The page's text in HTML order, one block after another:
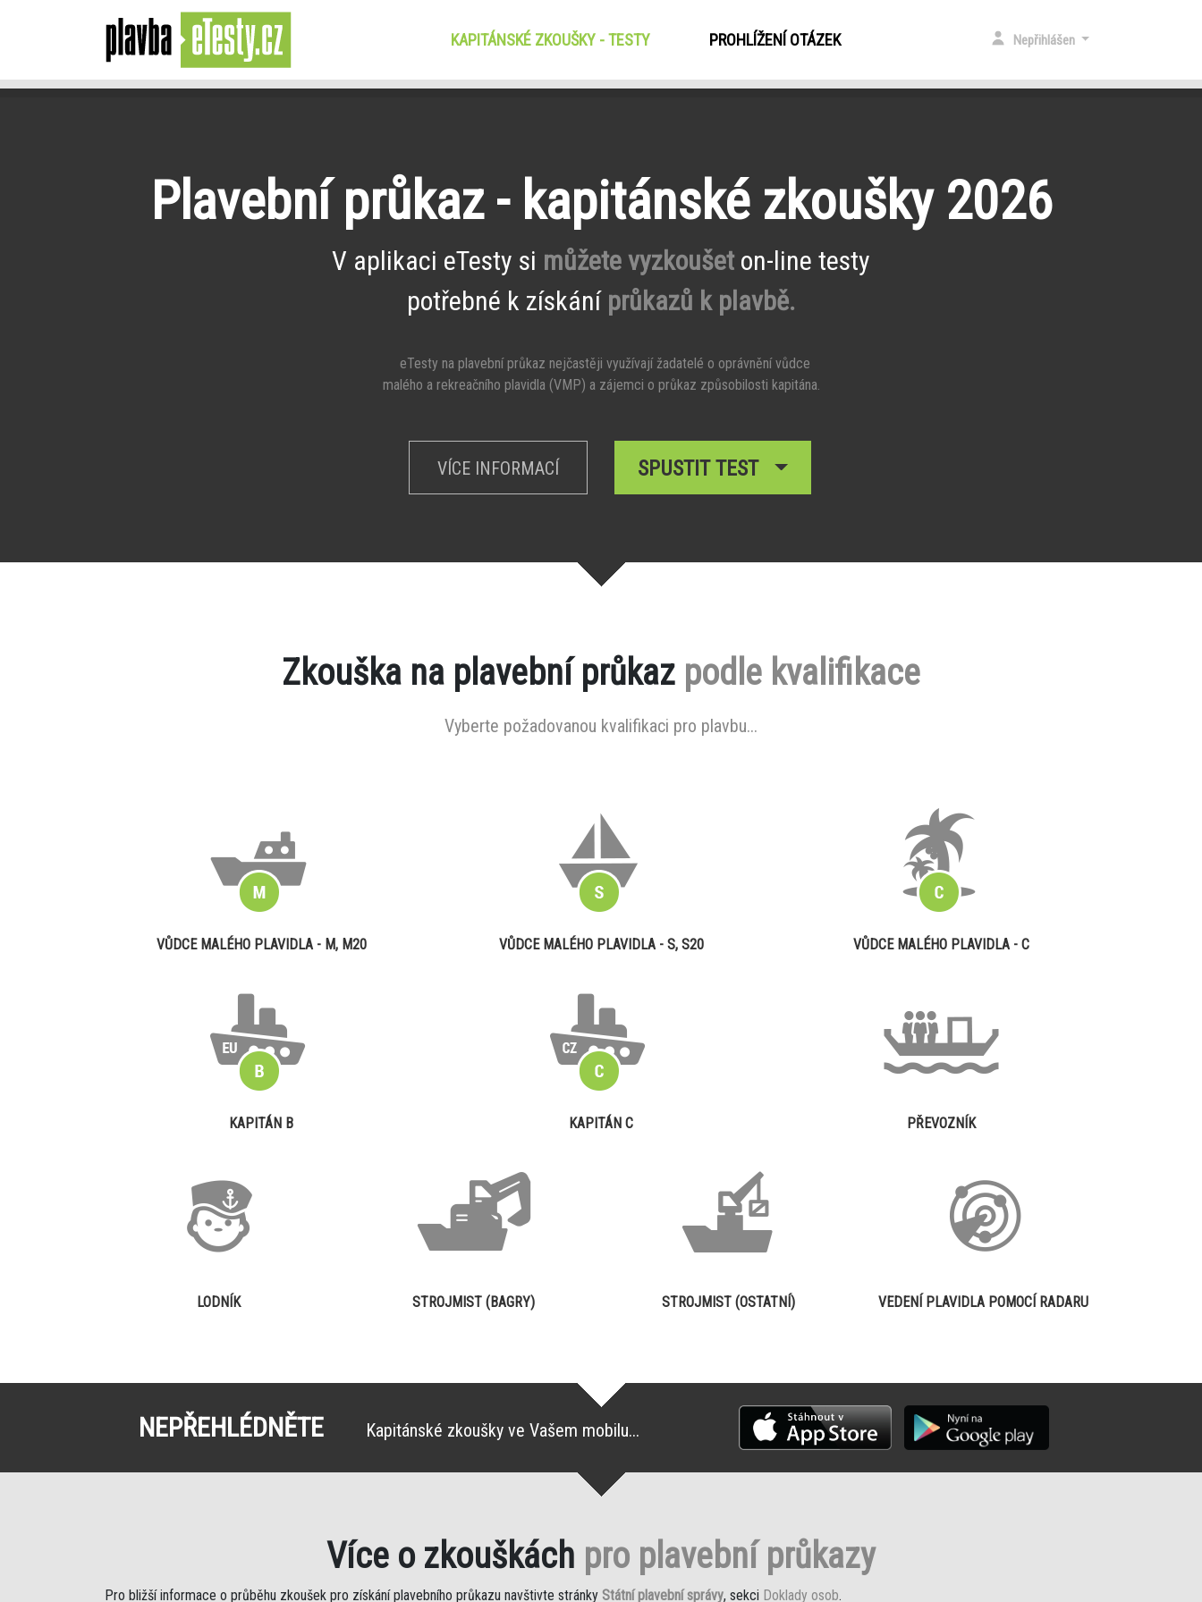
KAPITÁNSKÉ ZKOUŠKY - TESTY(CURRENT)PROHLÍŽENÍ OTÁZEK Nepřihlášen
Plavební průkaz - kapitánské zkoušky 2026
V aplikaci eTesty si můžete vyzkoušet on-line testy
potřebné k získání průkazů k plavbě.
eTesty na plavební průkaz nejčastěji využívají žadatelé o oprávnění vůdce
malého a rekreačního plavidla (VMP) a zájemci o průkaz způsobilosti kapitána.
VÍCE INFORMACÍ SPUSTIT TEST
Zkouška na plavební průkaz podle kvalifikace
Vyberte požadovanou kvalifikaci pro plavbu...
VŮDCE MALÉHO PLAVIDLA - M, M20 VŮDCE MALÉHO PLAVIDLA - S, S20 VŮDCE MALÉHO PLAVIDLA - C
KAPITÁN B KAPITÁN C PŘEVOZNÍK
LODNÍK STROJMIST (BAGRY) STROJMIST (OSTATNÍ) VEDENÍ PLAVIDLA POMOCÍ RADARU
NEPŘEHLÉDNĚTE Kapitánské zkoušky ve Vašem mobilu...
Více o zkouškách pro plavební průkazy
Pro bližší informace o průběhu zkoušek pro získání plavebního průkazu navštivte stránky Státní plavební správy, sekci Doklady osob.